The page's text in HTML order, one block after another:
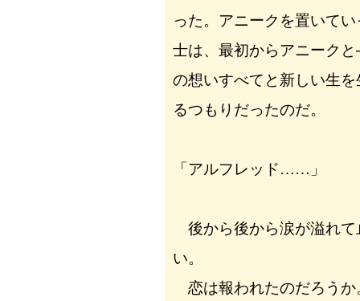
った。アニークを置いて
士は、最初からアニーク
の想いすべてと新しい生
るつもりだったのだ。
「アルフレッド……」
後から後から涙が溢れて
い。
恋は報われたのだろうか